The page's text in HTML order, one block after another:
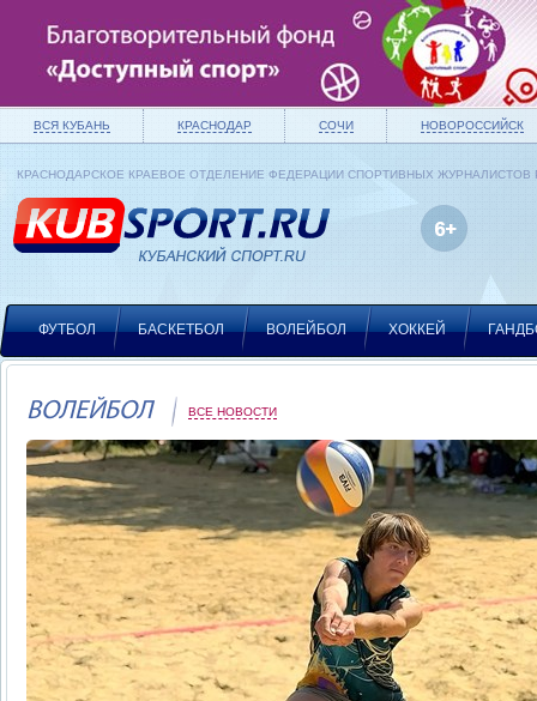
ВСЯ КУБАНЬ КРАСНОДАР СОЧИ НОВОРОССИЙСК
КРАСНОДАРСКОЕ КРАЕВОЕ ОТДЕЛЕНИЕ ФЕДЕРАЦИИ СПОРТИВНЫХ ЖУРНАЛИСТОВ
ФУТБОЛ БАСКЕТБОЛ ВОЛЕЙБОЛ ХОККЕЙ
ВОЛЕЙБОЛ ВСЕ НОВОСТИ